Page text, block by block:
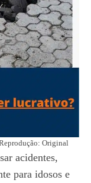
Original
acidentes,
para idosos e